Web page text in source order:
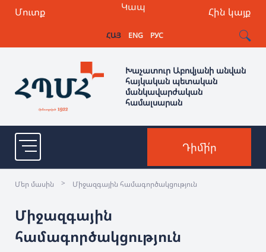
Մուտք Հին կայք
Կապ
ՀԱՅ ENG РУС
Խաչատուր Աբովյանի անվան
հայկական պետական
մանկավարժական
համալսարան
Դիմի՛ր
Մեր մասին > Միջազգային համագործակցություն
Միջազգային
համագործակցություն